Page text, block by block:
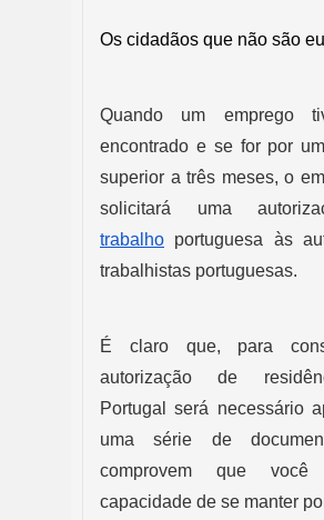
Os cidadãos que não são
Quando um emprego
encontrado e se for por
superior a três meses, o
trabalho portuguesa às
trabalhistas portuguesas.
É claro que, para
autorização de
Portugal
será necessário
uma série de
comprovem que
capacidade de se manter